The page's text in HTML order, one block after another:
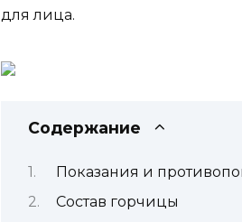
для лица.
Содержание
Показания и
Состав горчицы